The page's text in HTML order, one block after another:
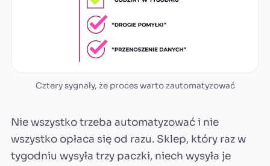
Cztery sygnały, że proces warto zautomatyzować
Nie wszystko trzeba automatyzować i nie
wszystko opłaca się od razu. Sklep, który raz w
tygodniu wysyła trzy paczki, niech wysyła je